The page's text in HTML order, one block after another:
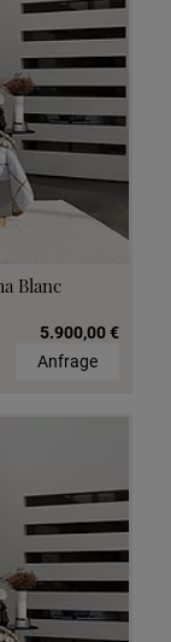
Blanc
5.900,00 €
Anfrage